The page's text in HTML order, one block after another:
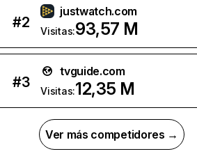
#2
justwatch.com
Visitas:93,57 M
#3
tvguide.com
Visitas:12,35 M
Ver más competidores →